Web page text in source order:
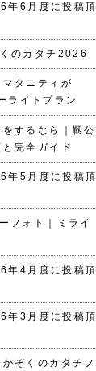
年6月度に投稿頂
のカタチ2026
タニティが
ライトプラン
するなら｜靱公
完全ガイド
年5月度に投稿頂
フォト｜ミライ
年4月度に投稿頂
年3月度に投稿頂
ぞくのカタチフ